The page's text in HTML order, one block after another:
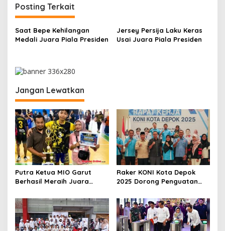
i
g
a
i
p
o
s
Posting Terkait
Saat Bepe Kehilangan
Medali Juara Piala Presiden
Jersey Persija Laku Keras
Usai Juara Piala Presiden
Jangan Lewatkan
Putra Ketua MIO Garut
Berhasil Meraih Juara
Desa
Raker KONI Kota Depok
2025 Dorong Penguatan
Pengembangan Cabor
Baru